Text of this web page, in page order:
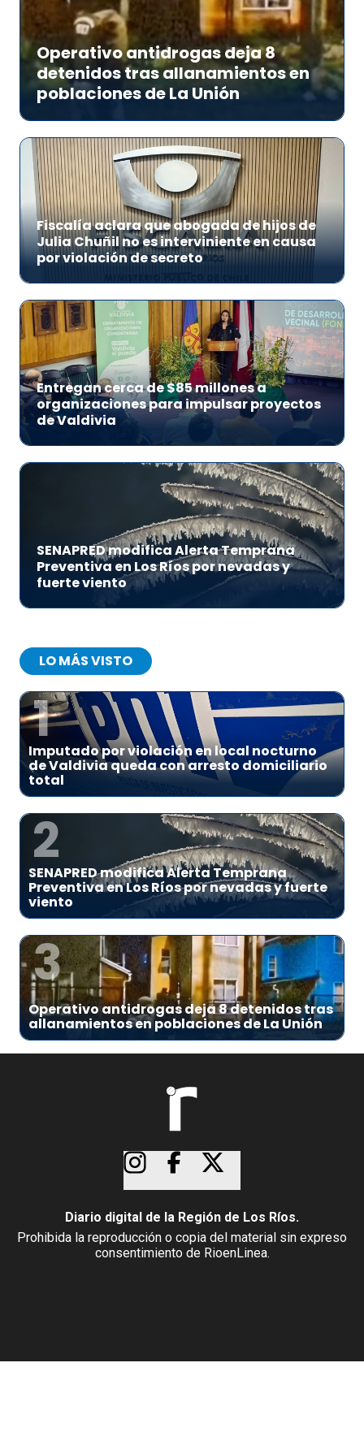
Operativo antidrogas deja 8
detenidos tras allanamientos en
poblaciones de La Unión
Fiscalía aclara que abogada de hijos de
Julia Chuñil no es interviniente en causa
por violación de secreto
Entregan cerca de $85 millones a
organizaciones para impulsar proyectos
de Valdivia
SENAPRED modifica Alerta Temprana
Preventiva en Los Ríos por nevadas y
fuerte viento
LO MÁS VISTO
1
Imputado por violación en local nocturno
de Valdivia queda con arresto domiciliario
total
2
SENAPRED modifica Alerta Temprana
Preventiva en Los Ríos por nevadas y fuerte
viento
3
Operativo antidrogas deja 8 detenidos tras
allanamientos en poblaciones de La Unión
Diario digital de la Región de Los Ríos.
Prohibida la reproducción o copia del material sin expreso
consentimiento de RioenLinea.